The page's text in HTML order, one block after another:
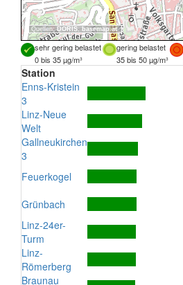
Quellen:DORIS, basemap.at
sehr gering belastet gering belastet
0 bis 35 µg/m³
35 bis 50 µg/m³
Station
Enns-Kristein
3
Linz-Neue
Welt
Gallneukirchen
3
Feuerkogel
Grünbach
Linz-24er-
Turm
Linz-
Römerberg
Braunau